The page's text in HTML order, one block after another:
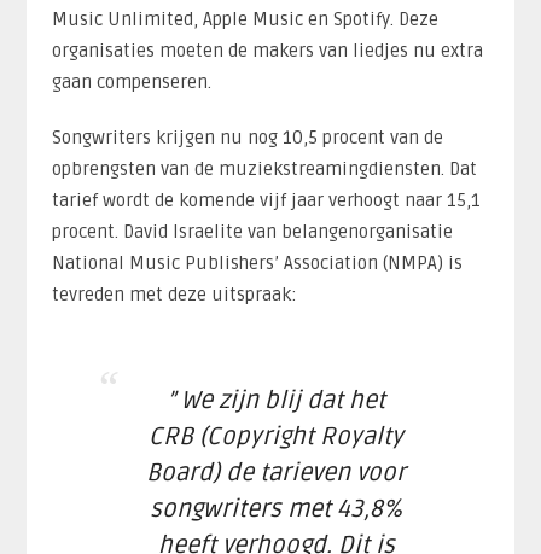
Music Unlimited, Apple Music en Spotify. Deze
organisaties moeten de makers van liedjes nu extra
gaan compenseren.
Songwriters krijgen nu nog 10,5 procent van de
opbrengsten van de muziekstreamingdiensten. Dat
tarief wordt de komende vijf jaar verhoogt naar 15,1
procent. David Israelite van belangenorganisatie
National Music Publishers’ Association (NMPA) is
tevreden met deze uitspraak:
” We zijn blij dat het
CRB (Copyright Royalty
Board) de tarieven voor
songwriters met 43,8%
heeft verhoogd. Dit is